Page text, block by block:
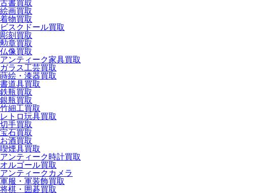
古書買取
絵画買取
着物買取
ビスクドール買取
彫刻買取
勲章買取
仏像買取
アンティーク家具買取
ガラス工芸買取
蒔絵・漆器買取
書道具買取
鉄瓶買取
銀瓶買取
竹細工買取
レトロ玩具買取
切手買取
宝石買取
お酒買取
喫煙具買取
アンティーク時計買取
オルゴール買取
アンティークカメラ
軍服・軍装飾買取
将棋・囲碁買取